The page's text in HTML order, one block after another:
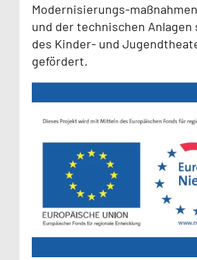
Modernisierungs-
und der technischen Anlagen
des Kinder- und
gefördert.